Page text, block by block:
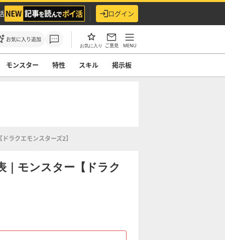
ログイン
お気に入り追加
お気に入り ご意見 MENU
モンスター 特性 スキル 掲示板
ラクエモンスターズ2】
｜モンスター【ドラク